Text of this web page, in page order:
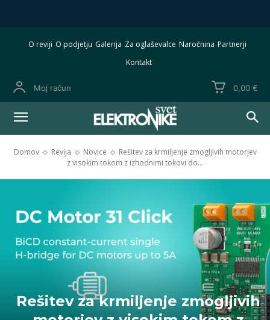
O reviji O podjetju Galerija Za oglaševalce Naročnina Partnerji
Kontakt
Moj račun 0,00 €
Domov Revija Novice
Rešitev za krmiljenje zmogljivih motorjev
z visokim tokom z izhodnimi tokovi do...
Rešitev za krmiljenje zmogljivih